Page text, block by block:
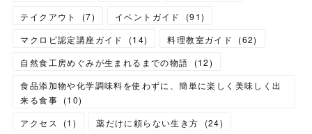
テイクアウト
(7) イベントガイド (91)
マクロビ認定講座ガイド
(14) 料理教室ガイド (62)
自然食工房めぐみが生まれるまでの物語
(12)
食品添加物や化学調味料を使わずに、簡単に楽しく美味しく出
来る食事 (10)
アクセス
(1 ) 薬だけに頼らない生き方 (24)